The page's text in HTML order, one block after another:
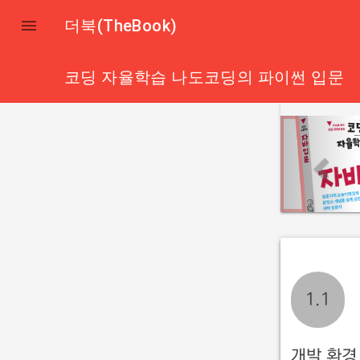
 더북(TheBook)
코딩 자율학습 나도코딩의 파이썬 입문
p
e
v
i
o
1.1